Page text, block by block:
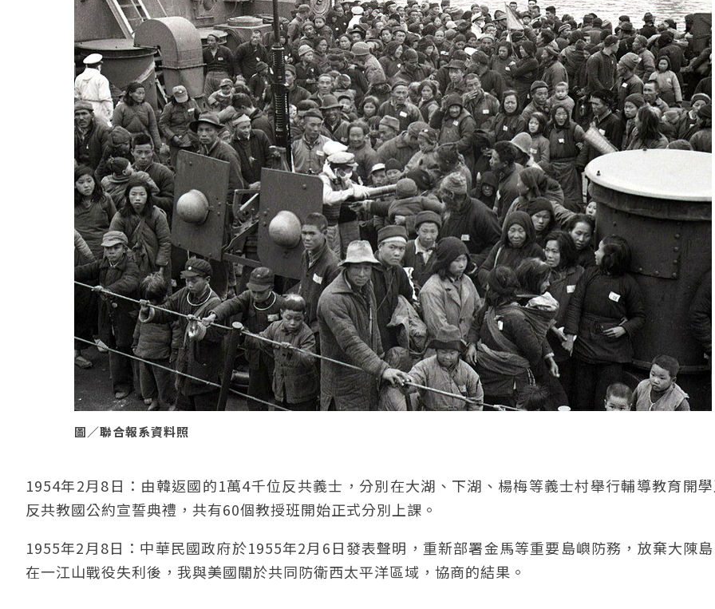
圖／聯合報系資料照
1954年2月8日：由韓返國的1萬4千位反共義士，分別在大湖、下湖、楊梅等義士村舉行輔導教育開
反共教國公約宣誓典禮，共有60個教授班開始正式分別上課。
1955年2月8日：中華民國政府於1955年2月6日發表聲明，重新部署金馬等重要島嶼防務，放棄大陳
在一江山戰役失利後，我與美國關於共同防衛西太平洋區域，協商的結果。